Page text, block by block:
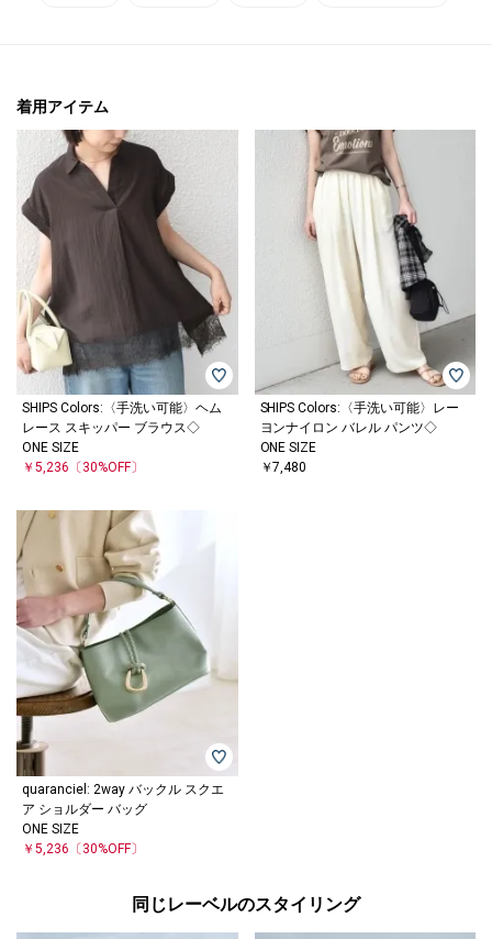
着用アイテム
SHIPS Colors:〈手洗い可能〉ヘム
レース スキッパー ブラウス◇
ONE SIZE
￥5,236 〔30%OFF〕
SHIPS Colors:〈手洗い可能〉レー
ヨンナイロン バレル パンツ◇
ONE SIZE
￥7,480
quaranciel: 2way バックル スクエ
ア ショルダー バッグ
ONE SIZE
￥5,236 〔30%OFF〕
同じレーベルのスタイリング